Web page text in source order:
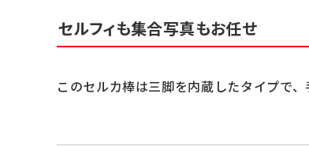
セルフィも集合写真もお任せ
このセルカ棒は三脚を内蔵したタイプで